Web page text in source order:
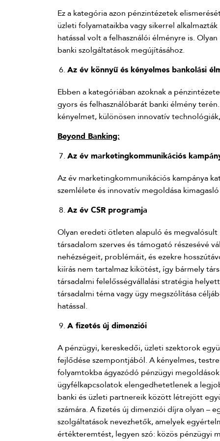
Ez a kategória azon pénzintézetek
üzleti folyamataikba vagy sikerrel
hatással volt a felhasználói élményre is.
banki szolgáltatások megújításához.
Az év könnyű és kényelmes bankolási
Ebben a kategóriában azoknak a
gyors és felhasználóbarát banki élmény
kényelmet, különösen innovatív
Beyond Banking:
Az év marketingkommunikációs
Az év marketingkommunikációs kampánya
szemlélete és innovatív megoldása
Az év CSR programja
Olyan eredeti ötleten alapuló és
társadalom szerves és támogató részesévé
nehézségeit, problémáit, és ezekre
kiírás nem tartalmaz kikötést, így bármely
társadalmi felelősségvállalási stratégia
társadalmi téma vagy ügy megszólítása
hatással.
A fizetés új dimenziói
A pénzügyi, kereskedői, üzleti szektorok
fejlődése szempontjából. A kényelmes,
folyamtokba ágyazódó pénzügyi
ügyfélkapcsolatok elengedhetetlenek a
banki és üzleti partnereik között létrejött
számára. A fizetés új dimenziói díjra olyan –
szolgáltatások nevezhetők, amelyek
értékteremtést, legyen szó: közös pénzügyi